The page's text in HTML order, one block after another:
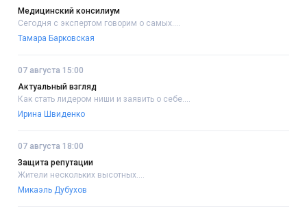
Медицинский консилиум
Сегодня с экспертом говорим о самых....
Тамара Барковская
07 августа 15:00
Актуальный взгляд
Как стать лидером ниши и заявить о себе....
Ирина Швиденко
07 августа 18:00
Защита репутации
Жители нескольких высотных....
Микаэль Дубухов